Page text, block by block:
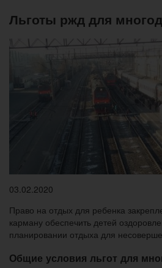
Льготы ржд для
03.02.2020
Право на отдых для ребенка
карману обеспечить детей
планировании отдыха для
Общие условия льгот для